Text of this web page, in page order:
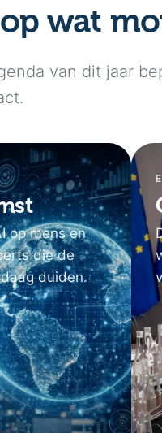
wat
van dit jaar
op mens en
die de
duiden.